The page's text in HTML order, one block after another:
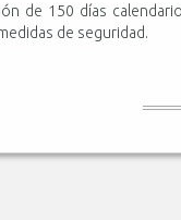
de 150 días
de seguridad.